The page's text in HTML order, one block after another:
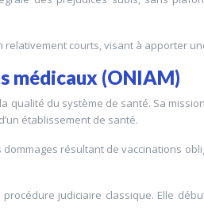
relativement courts, visant à apporter
médicaux (ONIAM)
qualité du système de santé. Sa
établissement de santé.
résultant de vaccinations
judiciaire classique. Elle